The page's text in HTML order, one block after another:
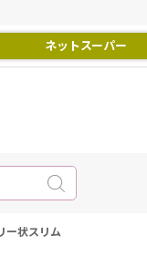
ネットスーパー
ー状スリム